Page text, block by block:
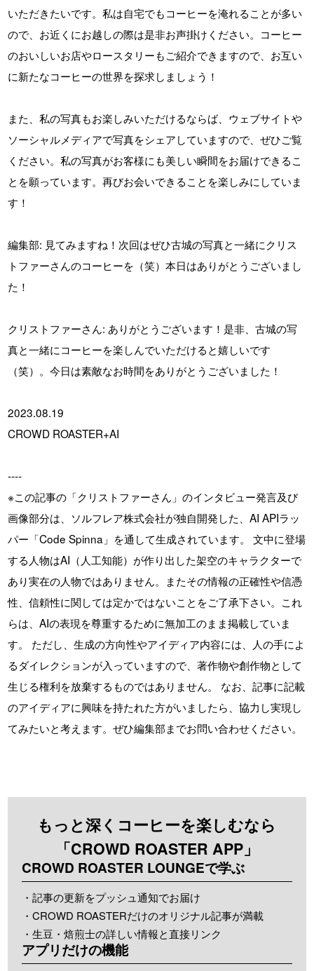
いただきたいです。私は自宅でもコーヒーを淹れることが多い
ので、お近くにお越しの際は是非お声掛けください。コーヒー
のおいしいお店やロースタリーもご紹介できますので、お互い
に新たなコーヒーの世界を探求しましょう！
また、私の写真もお楽しみいただけるならば、ウェブサイトや
ソーシャルメディアで写真をシェアしていますので、ぜひご覧
ください。私の写真がお客様にも美しい瞬間をお届けできるこ
とを願っています。再びお会いできることを楽しみにしていま
す！
編集部: 見てみますね！次回はぜひ古城の写真と一緒にクリス
トファーさんのコーヒーを（笑）本日はありがとうございまし
た！
クリストファーさん: ありがとうございます！是非、古城の写
真と一緒にコーヒーを楽しんでいただけると嬉しいです
（笑）。今日は素敵なお時間をありがとうございました！
2023.08.19
CROWD ROASTER+AI
----
※この記事の「クリストファーさん」のインタビュー発言及び
画像部分は、ソルフレア株式会社が独自開発した、AI APIラッ
パー「Code Spinna」を通して生成されています。 文中に登場
する人物はAI（人工知能）が作り出した架空のキャラクターで
あり実在の人物ではありません。またその情報の正確性や信憑
性、信頼性に関しては定かではないことをご了承下さい。これ
らは、AIの表現を尊重するために無加工のまま掲載していま
す。 ただし、生成の方向性やアイディア内容には、人の手によ
るダイレクションが入っていますので、著作物や創作物として
生じる権利を放棄するものではありません。 なお、記事に記載
のアイディアに興味を持たれた方がいましたら、協力し実現し
てみたいと考えます。ぜひ編集部までお問い合わせください。
もっと深くコーヒーを楽しむなら
「CROWD ROASTER APP」
CROWD ROASTER LOUNGEで学ぶ
・記事の更新をプッシュ通知でお届け
・CROWD ROASTERだけのオリジナル記事が満載
・生豆・焙煎士の詳しい情報と直接リンク
アプリだけの機能